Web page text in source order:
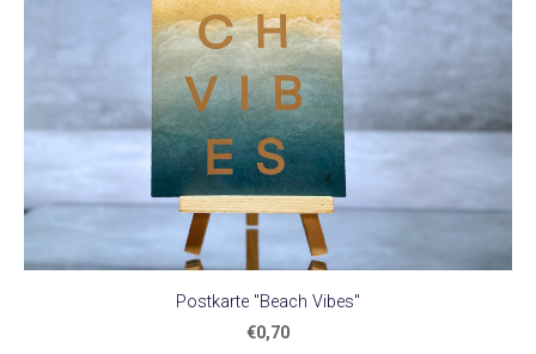
Postkarte "Beach Vibes"
€0,70